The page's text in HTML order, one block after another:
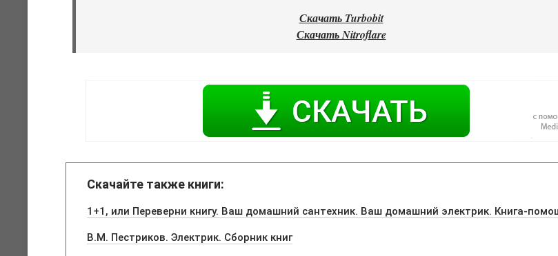
Скачать Turbobit
Скачать Nitroflare
Скачайте также книги:
1+1, или Переверни книгу. Ваш домашний сантехник. Ваш домашний электрик. Книга-
В.М. Пестриков. Электрик. Сборник книг